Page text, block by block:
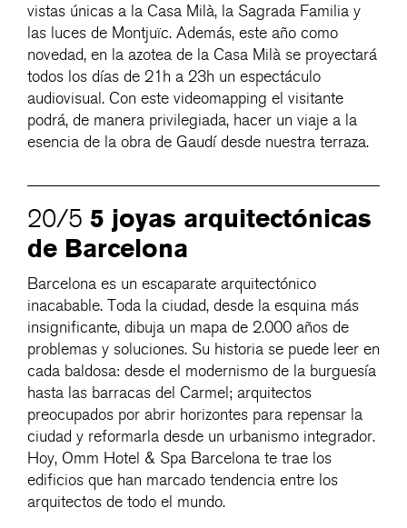
vistas únicas a la Casa Milà, la Sagrada Familia y
las luces de Montjuïc. Además, este año como
novedad, en la azotea de la Casa Milà se proyectará
todos los días de 21h a 23h un espectáculo
audiovisual. Con este videomapping el visitante
podrá, de manera privilegiada, hacer un viaje a la
esencia de la obra de Gaudí desde nuestra terraza.
20/5 5 joyas arquitectónicas
de Barcelona
Barcelona es un escaparate arquitectónico
inacabable. Toda la ciudad, desde la esquina más
insignificante, dibuja un mapa de 2.000 años de
problemas y soluciones. Su historia se puede leer en
cada baldosa: desde el modernismo de la burguesía
hasta las barracas del Carmel; arquitectos
preocupados por abrir horizontes para repensar la
ciudad y reformarla desde un urbanismo integrador.
Hoy, Omm Hotel & Spa Barcelona te trae los
edificios que han marcado tendencia entre los
arquitectos de todo el mundo.